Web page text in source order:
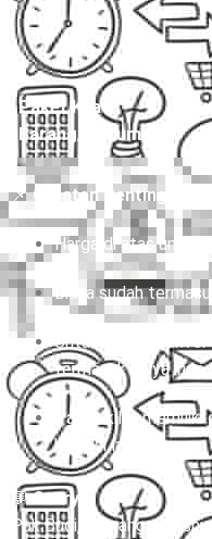
Paket Kilat
Barang/Dokumen
📌Catatan Penting:
Harga di atas untuk
Biaya sudah
Untuk charter,
termasuk biaya
Paket kilat memiliki
kondisi lalu lintas.
💬Story: